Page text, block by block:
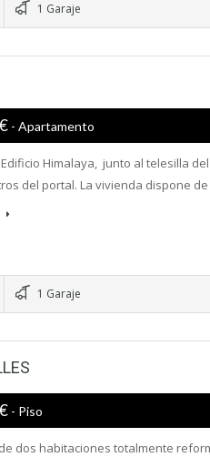
1 Garaje
- Apartamento
Himalaya, junto al telesilla
del portal. La vivienda dispone
1 Garaje
- Piso
dos habitaciones totalmente